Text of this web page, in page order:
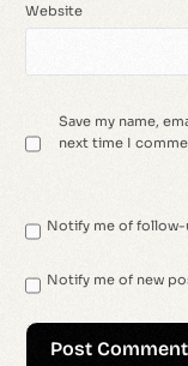
Website
Save my name,
next time I
Notify me of follow-
Notify me of new